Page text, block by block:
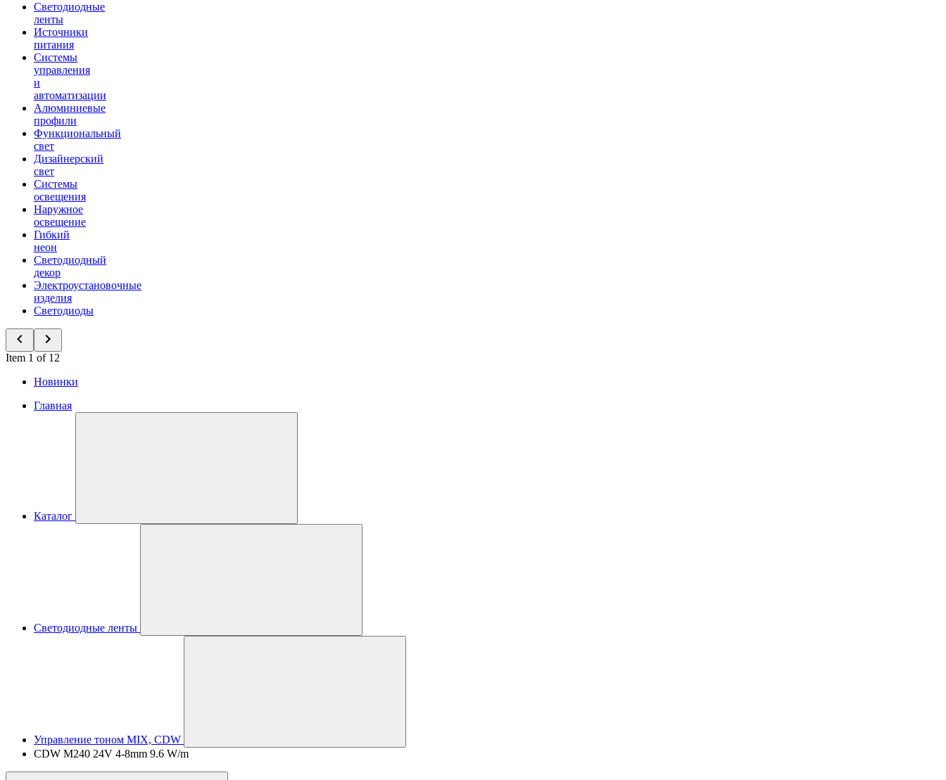
Светодиодные
ленты
Источники
питания
Системы
управления
и
автоматизации
Алюминиевые
профили
Функциональный
свет
Дизайнерский
свет
Системы
освещения
Наружное
освещение
Гибкий
неон
Светодиодный
декор
Электроустановочные
изделия
Светодиоды
Item 1 of 12
Новинки
Главная
Каталог
Светодиодные ленты
Управление тоном MIX, CDW
CDW M240 24V 4-8mm 9.6 W/m